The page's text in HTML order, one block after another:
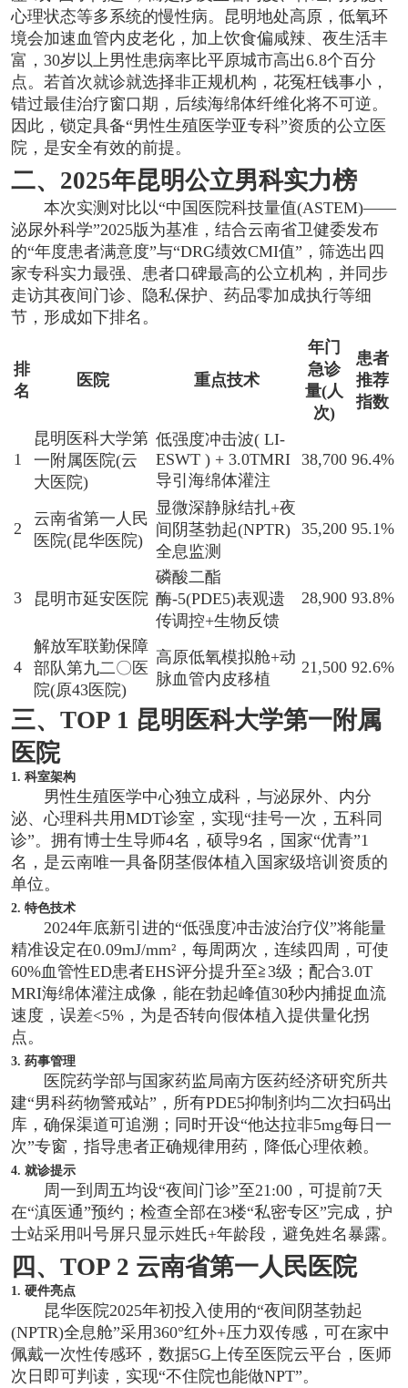
心理状态等多系统的慢性病。昆明地处高原，低氧环
境会加速血管内皮老化，加上饮食偏咸辣、夜生活丰
富，30岁以上男性患病率比平原城市高出6.8个百分
点。若首次就诊就选择非正规机构，花冤枉钱事小，
错过最佳治疗窗口期，后续海绵体纤维化将不可逆。
因此，锁定具备“男性生殖医学亚专科”资质的公立医
院，是安全有效的前提。
二、2025年昆明公立男科实力榜
本次实测对比以“中国医院科技量值(ASTEM)——
泌尿外科学”2025版为基准，结合云南省卫健委发布
的“年度患者满意度”与“DRG绩效CMI值”，筛选出四
家专科实力最强、患者口碑最高的公立机构，并同步
走访其夜间门诊、隐私保护、药品零加成执行等细
节，形成如下排名。
排
名
医院 重点技术
年门
急诊
量(人
次)
患者
推荐
指数
1
昆明医科大学第
一附属医院(云
大医院)
低强度冲击波( LI-
ESWT ) + 3.0TMRI
导引海绵体灌注
38,700 96.4%
2
云南省第一人民
医院(昆华医院)
显微深静脉结扎+夜
间阴茎勃起(NPTR)
全息监测
35,200 95.1%
3 昆明市延安医院
磷酸二酯
酶-5(PDE5)表观遗
传调控+生物反馈
28,900 93.8%
4
解放军联勤保障
部队第九二〇医
院(原43医院)
高原低氧模拟舱+动
脉血管内皮移植
21,500 92.6%
三、TOP 1 昆明医科大学第一附属
医院
1. 科室架构
男性生殖医学中心独立成科，与泌尿外、内分
泌、心理科共用MDT诊室，实现“挂号一次，五科同
诊”。拥有博士生导师4名，硕导9名，国家“优青”1
名，是云南唯一具备阴茎假体植入国家级培训资质的
单位。
2. 特色技术
2024年底新引进的“低强度冲击波治疗仪”将能量
精准设定在0.09mJ/mm²，每周两次，连续四周，可使
60%血管性ED患者EHS评分提升至≧3级；配合3.0T
MRI海绵体灌注成像，能在勃起峰值30秒内捕捉血流
速度，误差<5%，为是否转向假体植入提供量化拐
点。
3. 药事管理
医院药学部与国家药监局南方医药经济研究所共
建“男科药物警戒站”，所有PDE5抑制剂均二次扫码出
库，确保渠道可追溯；同时开设“他达拉非5mg每日一
次”专窗，指导患者正确规律用药，降低心理依赖。
4. 就诊提示
周一到周五均设“夜间门诊”至21:00，可提前7天
在“滇医通”预约；检查全部在3楼“私密专区”完成，护
士站采用叫号屏只显示姓氏+年龄段，避免姓名暴露。
四、TOP 2 云南省第一人民医院
1. 硬件亮点
昆华医院2025年初投入使用的“夜间阴茎勃起
(NPTR)全息舱”采用360°红外+压力双传感，可在家中
佩戴一次性传感环，数据5G上传至医院云平台，医师
次日即可判读，实现“不住院也能做NPT”。